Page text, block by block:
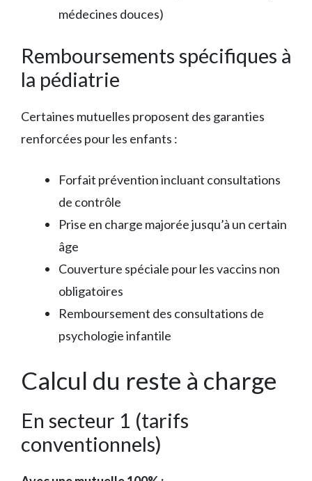
médecines douces)
Remboursements spécifiques à
la pédiatrie
Certaines mutuelles proposent des garanties
renforcées pour les enfants :
Forfait prévention incluant consultations
de contrôle
Prise en charge majorée jusqu’à un certain
âge
Couverture spéciale pour les vaccins non
obligatoires
Remboursement des consultations de
psychologie infantile
Calcul du reste à charge
En secteur 1 (tarifs
conventionnels)